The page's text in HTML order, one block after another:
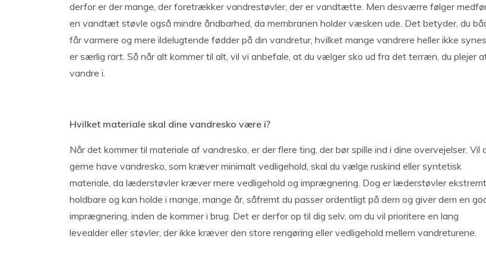
derfor er der mange, der foretrækker vandrestøvler, der er vandtætte. Men desværre følger
en vandtæt støvle også mindre åndbarhed, da membranen holder væsken ude. Det betyder, du
får varmere og mere ildelugtende fødder på din vandretur, hvilket mange vandrere heller ikke
er særlig rart. Så når alt kommer til alt, vil vi anbefale, at du vælger sko ud fra det terræn, du plejer
vandre i.
Hvilket materiale skal dine vandresko være i?
Når det kommer til materiale af vandresko, er der flere ting, der bør spille ind i dine overvejelser. Vil
gerne have vandresko, som kræver minimalt vedligehold, skal du vælge ruskind eller syntetisk
materiale, da læderstøvler kræver mere vedligehold og imprægnering. Dog er læderstøvler ekstremt
holdbare og kan holde i mange, mange år, såfremt du passer ordentligt på dem og giver dem en
imprægnering, inden de kommer i brug. Det er derfor op til dig selv, om du vil prioritere en lang
levealder eller støvler, der ikke kræver den store rengøring eller vedligehold mellem vandreturene.